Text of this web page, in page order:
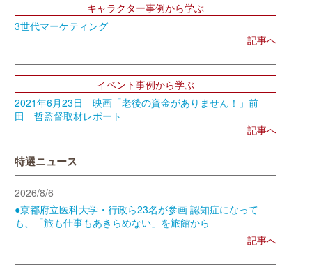
キャラクター事例から学ぶ
3世代マーケティング
記事へ
イベント事例から学ぶ
2021年6月23日 映画「老後の資金がありません！」前
田 哲監督取材レポート
記事へ
特選ニュース
2026/8/6
●京都府立医科大学・行政ら23名が参画 認知症になって
も、「旅も仕事もあきらめない」を旅館から
記事へ